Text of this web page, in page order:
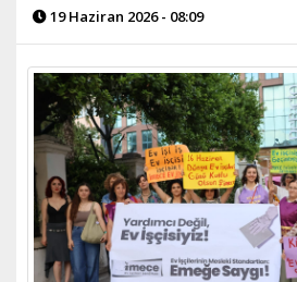
19 Haziran 2026 - 08:09